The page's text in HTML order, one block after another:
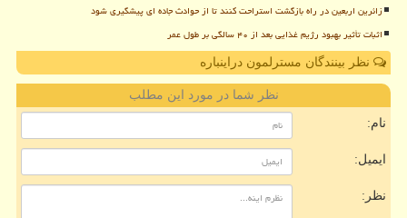
زائرین اربعین در راه بازگشت استراحت کنند تا از حوادث جاده ای پیشگیری شود
اثبات تأثیر بهبود رژیم غذایی بعد از ۴۰ سالگی بر طول عمر
نظر بینندگان مسترلمون دراینباره
نظر شما در مورد این مطلب
نام:
ایمیل:
نظر: